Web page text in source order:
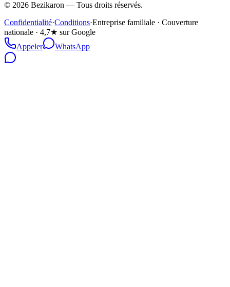
© 2026 Bezikaron — Tous droits réservés.
Confidentialité·Conditions·Entreprise familiale · Couverture
nationale · 4,7★ sur Google
Appeler
WhatsApp